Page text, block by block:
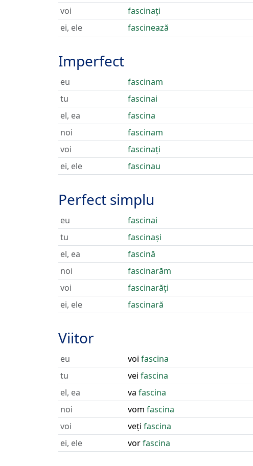
voi
fascinați
ei, ele
fascinează
Imperfect
eu
fascinam
tu
fascinai
el, ea
fascina
noi
fascinam
voi
fascinați
ei, ele
fascinau
Perfect simplu
eu
fascinai
tu
fascinași
el, ea
fascină
noi
fascinarăm
voi
fascinarăți
ei, ele
fascinară
Viitor
eu voi fascina
tu
vei fascina
el, ea
va fascina
noi
vom fascina
voi
veți fascina
ei, ele
vorfascina